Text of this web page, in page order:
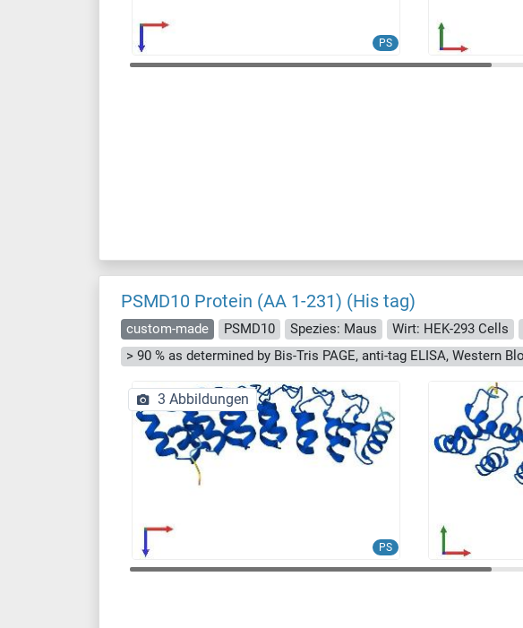
PS
PSMD10 Protein (AA 1-231) (His tag)
custom-made PSMD10 Spezies: Maus Wirt: HEK-293 Cells
PS
3 Abbildungen